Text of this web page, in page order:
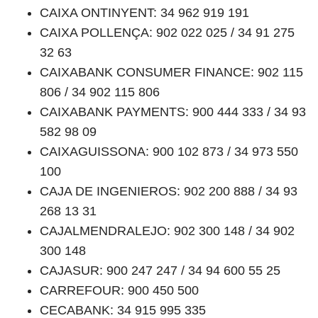
CAIXA ONTINYENT: 34 962 919 191
CAIXA POLLENÇA: 902 022 025 / 34 91 275
32 63
CAIXABANK CONSUMER FINANCE: 902 115
806 / 34 902 115 806
CAIXABANK PAYMENTS: 900 444 333 / 34 93
582 98 09
CAIXAGUISSONA: 900 102 873 / 34 973 550
100
CAJA DE INGENIEROS: 902 200 888 / 34 93
268 13 31
CAJALMENDRALEJO: 902 300 148 / 34 902
300 148
CAJASUR: 900 247 247 / 34 94 600 55 25
CARREFOUR: 900 450 500
CECABANK: 34 915 995 335